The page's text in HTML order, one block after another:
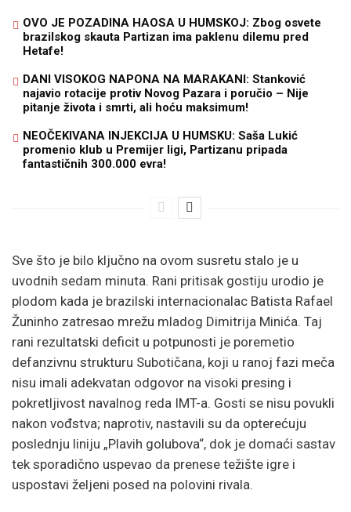
OVO JE POZADINA HAOSA U HUMSKOJ: Zbog osvete
brazilskog skauta Partizan ima paklenu dilemu pred
Hetafe!
DANI VISOKOG NAPONA NA MARAKANI: Stanković
najavio rotacije protiv Novog Pazara i poručio – Nije
pitanje života i smrti, ali hoću maksimum!
NEOČEKIVANA INJEKCIJA U HUMSKU: Saša Lukić
promenio klub u Premijer ligi, Partizanu pripada
fantastičnih 300.000 evra!
Sve što je bilo ključno na ovom susretu stalo je u
uvodnih sedam minuta. Rani pritisak gostiju urodio je
plodom kada je brazilski internacionalac Batista Rafael
Žuninho zatresao mrežu mladog Dimitrija Minića. Taj
rani rezultatski deficit u potpunosti je poremetio
defanzivnu strukturu Subotičana, koji u ranoj fazi meča
nisu imali adekvatan odgovor na visoki presing i
pokretljivost navalnog reda IMT-a. Gosti se nisu povukli
nakon vođstva; naprotiv, nastavili su da opterećuju
poslednju liniju „Plavih golubova“, dok je domaći sastav
tek sporadično uspevao da prenese težište igre i
uspostavi željeni posed na polovini rivala.